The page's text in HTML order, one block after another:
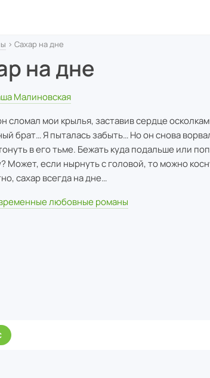
› Сахар на дне
на дне
Малиновская
сломал мои крылья, заставив сердце
брат… Я пыталась забыть… Но он снова
в его тьме. Бежать куда подальше или
Может, если нырнуть с головой, то можно
сахар всегда на дне…
любовные романы